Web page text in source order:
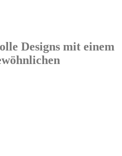
Designs mit einem